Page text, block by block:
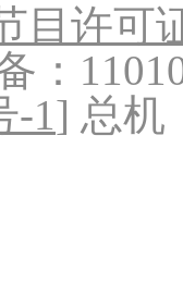
目许可
：
-1] 总机